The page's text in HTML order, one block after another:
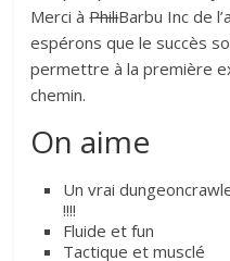
Merci àPhiliBarbu Inc de
espérons que le succès
permettre à la première
chemin.
On aime
Un vrai
!!!!
Fluide et fun
Tactique et musclé